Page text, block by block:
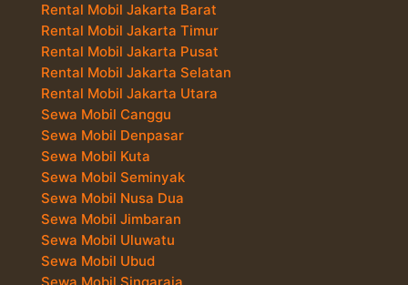
Rental Mobil Jakarta Barat
Rental Mobil Jakarta Timur
Rental Mobil Jakarta Pusat
Rental Mobil Jakarta Selatan
Rental Mobil Jakarta Utara
Sewa Mobil Canggu
Sewa Mobil Denpasar
Sewa Mobil Kuta
Sewa Mobil Seminyak
Sewa Mobil Nusa Dua
Sewa Mobil Jimbaran
Sewa Mobil Uluwatu
Sewa Mobil Ubud